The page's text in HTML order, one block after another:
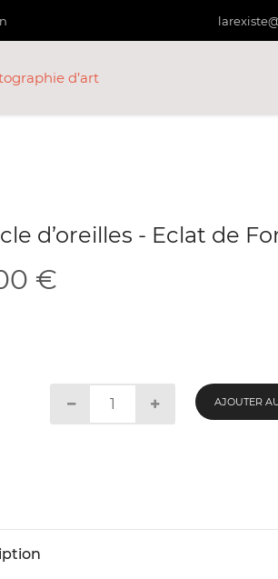
d’art
d’oreilles - Eclat de
€
AJOUTER